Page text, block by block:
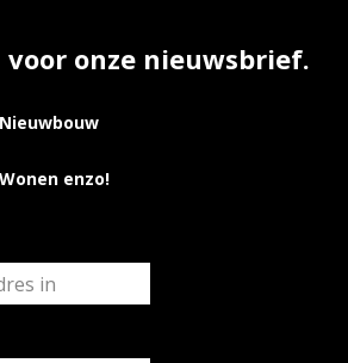
onze nieuwsbrief.
enzo!